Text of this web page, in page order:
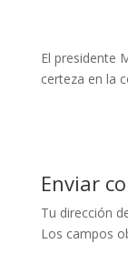
El presidente
certeza en la
Enviar
Tu dirección
Los campos